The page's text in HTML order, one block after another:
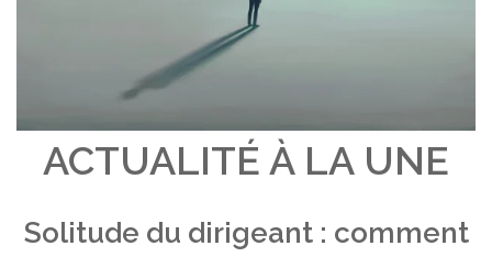
ACTUALITÉ À LA UNE
Solitude du dirigeant : comment